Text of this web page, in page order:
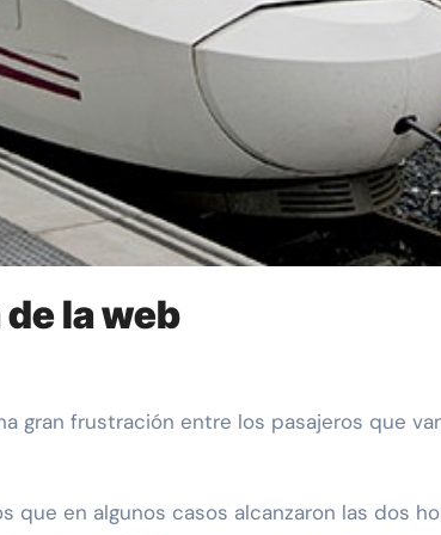
la web
gran frustración entre los pasajeros que
en algunos casos alcanzaron las dos